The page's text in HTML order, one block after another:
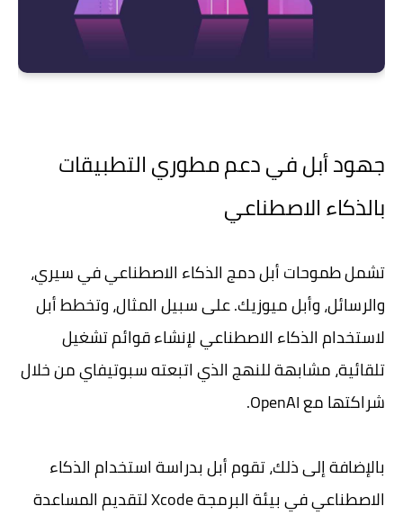
جهود أبل في دعم مطوري التطبيقات
بالذكاء الاصطناعي
تشمل طموحات أبل دمج الذكاء الاصطناعي في سيري،
والرسائل، وأبل ميوزيك. على سبيل المثال، وتخطط أبل
لاستخدام الذكاء الاصطناعي لإنشاء قوائم تشغيل
تلقائية، مشابهة للنهج الذي اتبعته سبوتيفاي من خلال
شراكتها مع OpenAI.
بالإضافة إلى ذلك، تقوم أبل بدراسة استخدام الذكاء
الاصطناعي في بيئة البرمجة Xcode لتقديم المساعدة